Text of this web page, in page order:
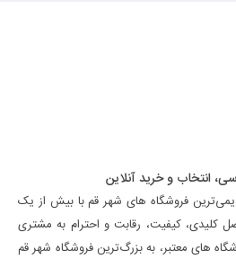
انتخاب و خرید آنلاین
فروشگاه های شهر قم با بیش از یک
کلیدی، کیفیت، رقابت و احترام به مشتری
های معتبر، به بزرگ‌ترین فروشگاه شهر قم